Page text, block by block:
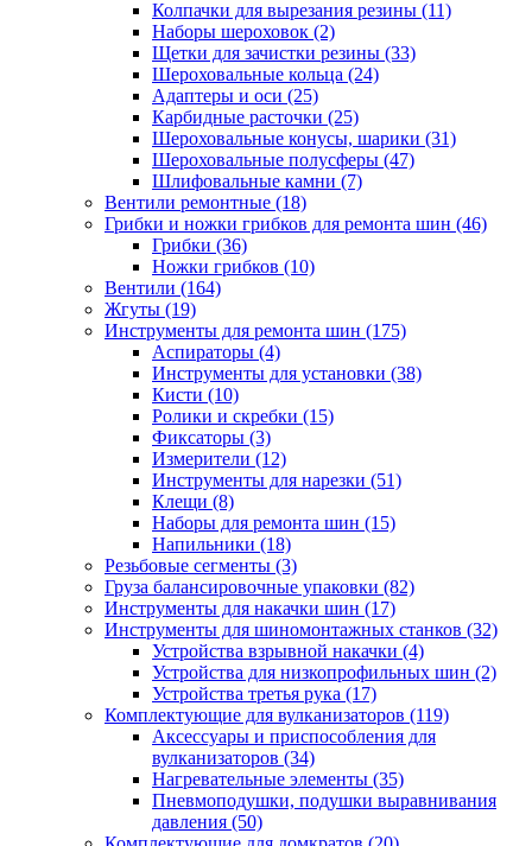
Колпачки для вырезания резины (11)
Наборы шероховок (2)
Щетки для зачистки резины (33)
Шероховальные кольца (24)
Адаптеры и оси (25)
Карбидные расточки (25)
Шероховальные конусы, шарики (31)
Шероховальные полусферы (47)
Шлифовальные камни (7)
Вентили ремонтные (18)
Грибки и ножки грибков для ремонта шин (46)
Грибки (36)
Ножки грибков (10)
Вентили (164)
Жгуты (19)
Инструменты для ремонта шин (175)
Аспираторы (4)
Инструменты для установки (38)
Кисти (10)
Ролики и скребки (15)
Фиксаторы (3)
Измерители (12)
Инструменты для нарезки (51)
Клещи (8)
Наборы для ремонта шин (15)
Напильники (18)
Резьбовые сегменты (3)
Груза балансировочные упаковки (82)
Инструменты для накачки шин (17)
Инструменты для шиномонтажных станков (32)
Устройства взрывной накачки (4)
Устройства для низкопрофильных шин (2)
Устройства третья рука (17)
Комплектующие для вулканизаторов (119)
Аксессуары и приспособления для
вулканизаторов (34)
Нагревательные элементы (35)
Пневмоподушки, подушки выравнивания
давления (50)